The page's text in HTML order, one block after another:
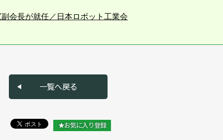
会長が就任／日本ロボット工業会
さらに上振れを期待／2026年ロボット関連３団体新年賀詞交
ごあいさつ】日本ロボット工業会 橋本康彦 会長
一覧へ戻る
★お気に入り登録